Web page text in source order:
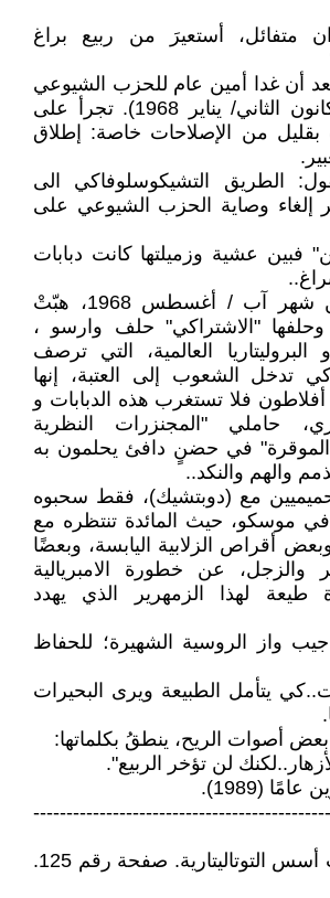
متفائل، أستعيرَ من ربيع براغ
أن غدا أمين عام للحزب الشيوعي
الحاكم آنذاك، (5 كانون الثاني/ يناير 1968). تجرأ على
بقليل من الإصلاحات خاصة: إطلاق
الطريق التشيكوسلوفاكي الى
إلغاء وصاية الحزب الشيوعي على
فبين عشية وزميلتها كانت دبابات
في صبيحة 21 من شهر آب / أغسطس 1968، هبّتْ
"الاشتراكي" حلف وارسو ،
البروليتاريا العالمية، التي ترصف
تدخل الشعوب إلى العتبة، إنها
أفلاطون فلا تستغرب هذه الدبابات و
حاملي "المجنزرات النظرية
الموقرة" في حضنٍ دافئ يحلمون به
والهم والنكد..
حميميين مع (دوبتشيك)، فقط سحبوه
في موسكو، حيث المائدة تنتظره مع
أقراص الزلابية اليابسة، وبعضًا
والزجل، عن خطورة الامبريالية
طيعة لهذا الزمهرير الذي يهدد
واز الروسية الشهيرة؛ للحفاظ
يتأمل الطبيعة ويرى البحيرات
أصوات الريح، ينطقُ بكلماتها:
لن تؤخر الربيع".
(1989).
[1] كتاب حنة أرندت أسس التوتاليتارية. صفحة رقم 125.